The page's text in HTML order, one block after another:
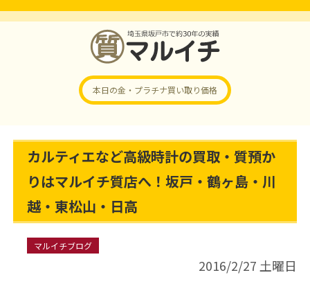
本日の金・プラチナ買い取り価格
カルティエなど高級時計の買取・質預か
りはマルイチ質店へ！坂戸・鶴ヶ島・川
越・東松山・日高
マルイチブログ
2016/2/27 土曜日